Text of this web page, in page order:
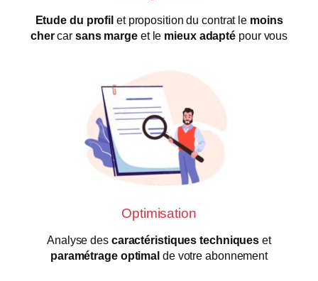
Etude du profil et proposition du contrat le moins
chercar sans margeet le mieux adapté pour vous
Optimisation
Analyse des caractéristiques techniques et
paramétrage optimal de votre abonnement